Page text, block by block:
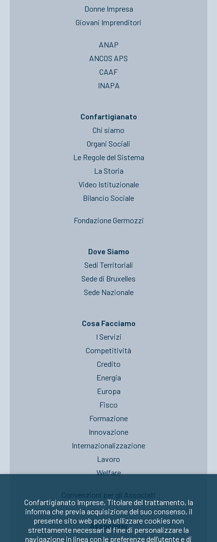
Donne Impresa
Giovani Imprenditori
ANAP
ANCOS APS
CAAF
INAPA
Confartigianato
Chi siamo
Organi Sociali
Le Regole del Sistema
La Storia
Video Istituzionale
Bilancio Sociale
Fondazione Germozzi
Dove Siamo
Sedi Territoriali
Sede di Bruxelles
Sede Nazionale
Cosa Facciamo
I Servizi
Competitività
Credito
Energia
Europa
Fisco
Formazione
Innovazione
Internazionalizzazione
Lavoro
Welfare
Convenzioni per gli Associati
Associarsi
Confartigianato Imprese, Titolare del trattamento, la
informa che previa acquisizione del suo consenso, il
presente sito web potrà utilizzare cookies non
strettamente necessari al fine di personalizzare la
navigazione in linea con le preferenze dell’utente e di